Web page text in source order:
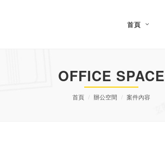
首頁
OFFICE SPACE
首頁 辦公空間 案件內容